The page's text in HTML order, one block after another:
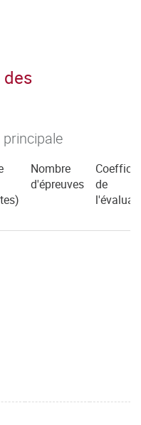
Nombre
d'épreuves
de